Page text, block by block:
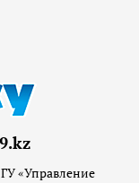
«Управление